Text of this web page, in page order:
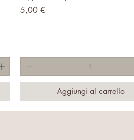
Prezzo
5,00 €
Aggiungi al carrello